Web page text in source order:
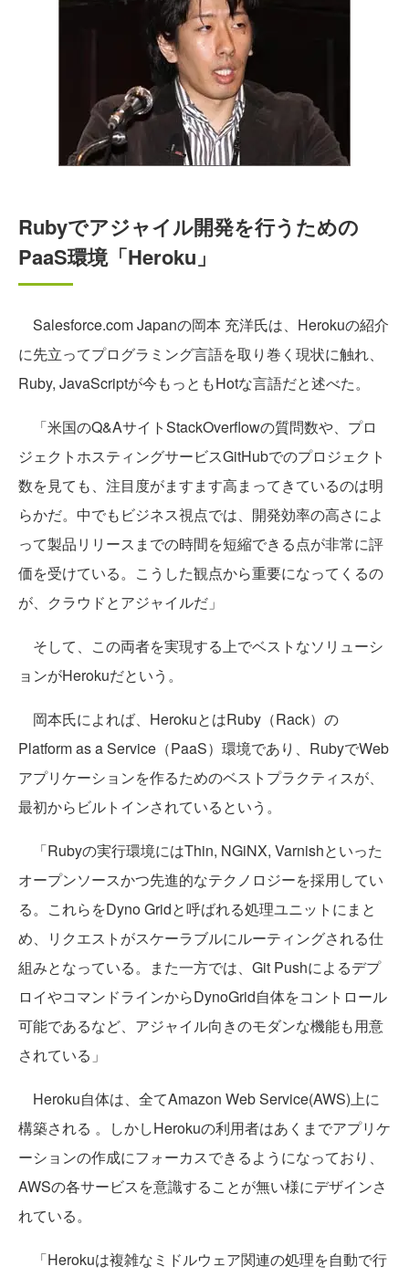
Rubyでアジャイル開発を行うための
PaaS環境「Heroku」
Salesforce.com Japanの岡本 充洋氏は、Herokuの紹介
に先立ってプログラミング言語を取り巻く現状に触れ、
Ruby, JavaScriptが今もっともHotな言語だと述べた。
「米国のQ&AサイトStackOverflowの質問数や、プロ
ジェクトホスティングサービスGitHubでのプロジェクト
数を見ても、注目度がますます高まってきているのは明
らかだ。中でもビジネス視点では、開発効率の高さによ
って製品リリースまでの時間を短縮できる点が非常に評
価を受けている。こうした観点から重要になってくるの
が、クラウドとアジャイルだ」
そして、この両者を実現する上でベストなソリューシ
ョンがHerokuだという。
岡本氏によれば、HerokuとはRuby（Rack）の
Platform as a Service（PaaS）環境であり、RubyでWeb
アプリケーションを作るためのベストプラクティスが、
最初からビルトインされているという。
「Rubyの実行環境にはThin, NGiNX, Varnishといった
オープンソースかつ先進的なテクノロジーを採用してい
る。これらをDyno Gridと呼ばれる処理ユニットにまと
め、リクエストがスケーラブルにルーティングされる仕
組みとなっている。また一方では、Git Pushによるデプ
ロイやコマンドラインからDynoGrid自体をコントロール
可能であるなど、アジャイル向きのモダンな機能も用意
されている」
Heroku自体は、全てAmazon Web Service(AWS)上に
構築される 。しかしHerokuの利用者はあくまでアプリケ
ーションの作成にフォーカスできるようになっており、
AWSの各サービスを意識することが無い様にデザインさ
れている。
「Herokuは複雑なミドルウェア関連の処理を自動で行